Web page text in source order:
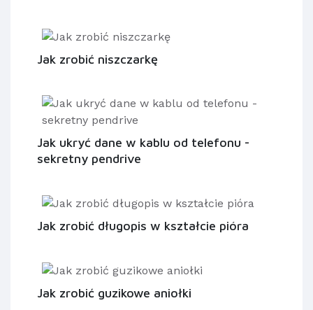
Jak zrobić niszczarkę
Jak ukryć dane w kablu od telefonu -
sekretny pendrive
Jak zrobić długopis w kształcie pióra
Jak zrobić guzikowe aniołki